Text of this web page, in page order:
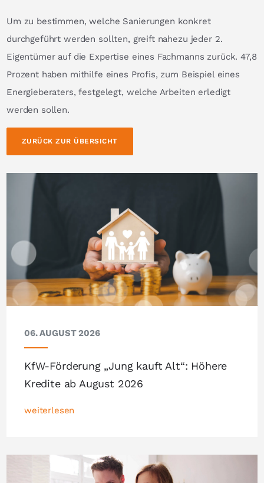
Um zu bestimmen, welche Sanierungen konkret
durchgeführt werden sollten, greift nahezu jeder 2.
Eigentümer auf die Expertise eines Fachmanns zurück. 47,8
Prozent haben mithilfe eines Profis, zum Beispiel eines
Energieberaters, festgelegt, welche Arbeiten erledigt
werden sollen.
ZURÜCK ZUR ÜBERSICHT
06. AUGUST 2026
KfW-Förderung „Jung kauft Alt“: Höhere
Kredite ab August 2026
weiterlesen